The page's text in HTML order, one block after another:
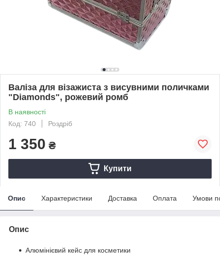
Валіза для візажиста з висувними поличками
"Diamonds", рожевий ромб
В наявності
Код: 740
Роздріб
1 350 ₴
Купити
Опис Характеристики Доставка Оплата Умови
Опис
Алюмінієвий кейс для косметики